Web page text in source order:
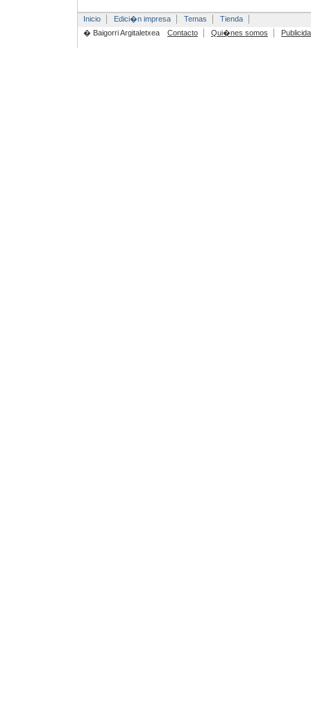
Inicio Edici�n impresa Temas
Tienda
� Baigorri Argitaletxea
Contacto Qui�nes somos